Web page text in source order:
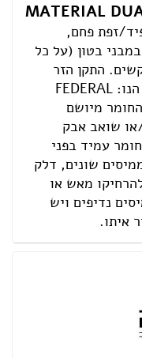
MATERIAL
זפת פחם,
בטון (על כל
התקן הזר
המגדיר את הדרישות לגבי החומר הנו: FEDERAL
.SPECIFICATION SS-S-200E החומר מיושם
או שואב אבק
עמיד בפני
שונים, דלק
מאש או
נדיפים ויש
איתו.